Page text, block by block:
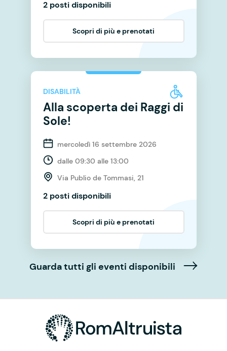
2 posti disponibili
Scopri di più e prenotati
DISABILITÀ
Alla scoperta dei Raggi di
Sole!
mercoledì 16 settembre 2026
dalle 09:30 alle 13:00
Via Publio de Tommasi, 21
2 posti disponibili
Scopri di più e prenotati
Guarda tutti gli eventi disponibili